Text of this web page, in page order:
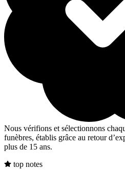
Nous vérifions et sélectionnons
funèbres, établis grâce au retour
plus de 15 ans.
top notes